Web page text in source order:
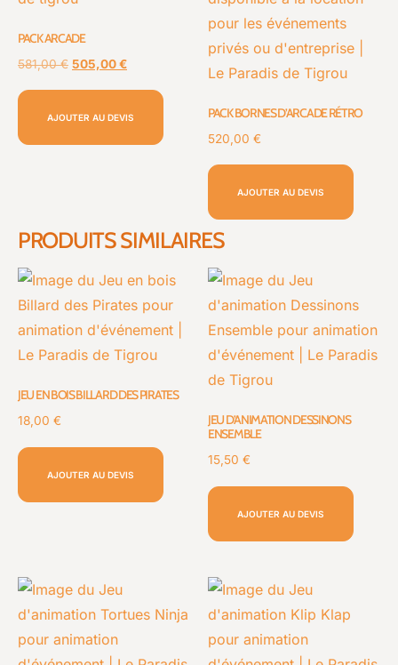
PACK ARCADE
581,00€ 505,00€
AJOUTER AU DEVIS PACK BORNES D’ARCADE RÉTRO
520,00 €
AJOUTER AU DEVIS
PRODUITS SIMILAIRES
JEU EN BOIS BILLARD DES PIRATES
18,00 €
AJOUTER AU DEVIS
JEU D’ANIMATION DESSINONS
ENSEMBLE
15,50 €
AJOUTER AU DEVIS